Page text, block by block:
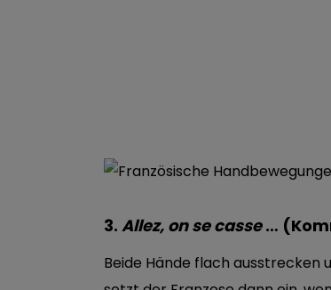
3. Allez, on se casse…
Beide Hände flach ausstrecken